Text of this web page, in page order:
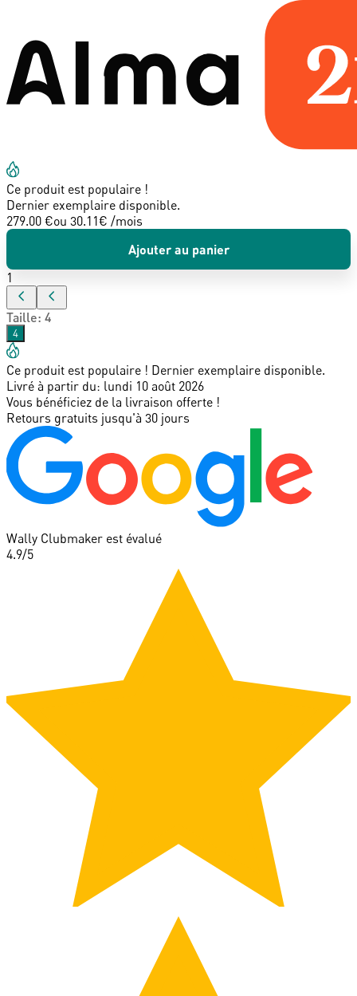
Ce produit est populaire !
Dernier exemplaire disponible.
279.00 €ou 30.11€ /mois
Ajouter au panier
1
Taille: 4
4
Ce produit est populaire ! Dernier exemplaire disponible.
Livré à partir du: lundi 10 août 2026
Vous bénéficiez de la livraison offerte !
Retours gratuits jusqu'à 30 jours
Wally Clubmaker est évalué
4.9/5